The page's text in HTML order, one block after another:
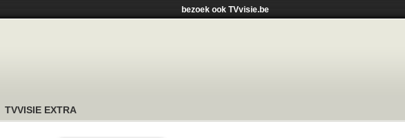
bezoek ook TVvisie.be
TVVISIE EXTRA